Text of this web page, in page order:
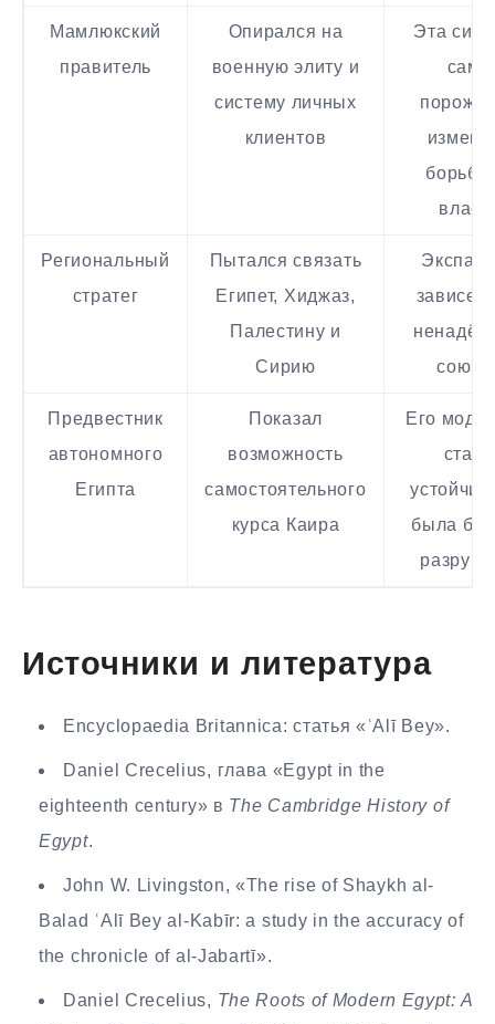
Мамлюкский
правитель
Опирался на
военную элиту и
систему личных
клиентов
Эта
сама
борьбу
Региональный
стратег
Пытался связать
Египет, Хиджаз,
Палестину и
Сирию
Предвестник
автономного
Египта
Показал
возможность
самостоятельного
курса Каира
Его
стала
была
Источники и литература
Encyclopaedia Britannica: статья «ʿAlī Bey».
Daniel Crecelius, глава «Egypt in the
eighteenth century» в The Cambridge History of
Egypt.
John W. Livingston, «The rise of Shaykh al-
Balad ʿAlī Bey al-Kabīr: a study in the accuracy of
the chronicle of al-Jabartī».
Daniel Crecelius, The Roots of Modern Egypt: A